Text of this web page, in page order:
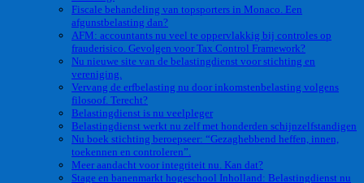
Fiscale behandeling van topsporters in Monaco. Een
afgunstbelasting dan?
AFM: accountants nu veel te oppervlakkig bij controles op
frauderisico. Gevolgen voor Tax Control Framework?
Nu nieuwe site van de belastingdienst voor stichting en
vereniging.
Vervang de erfbelasting nu door inkomstenbelasting volgens
filosoof. Terecht?
Belastingdienst is nu veelpleger
Belastingdienst werkt nu zelf met honderden schijnzelfstandigen
Nu boek stichting beroepseer: “Gezaghebbend heffen, innen,
toekennen en controleren”.
Meer aandacht voor integriteit nu. Kan dat?
Stage en banenmarkt hogeschool Inholland: Belastingdienst nu